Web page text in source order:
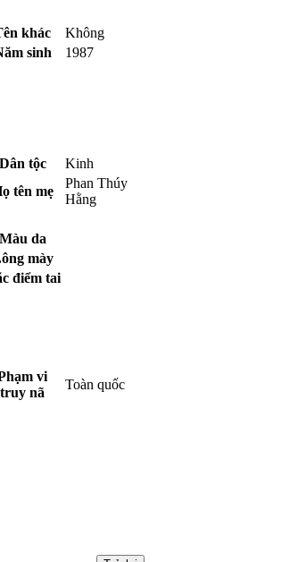
khác
Không
sinh
1987
Dân tộc
Kinh
tên mẹ
Phan Thúy
Hằng
Màu da
mày
điểm tai
vi
truy nã
Toàn quốc